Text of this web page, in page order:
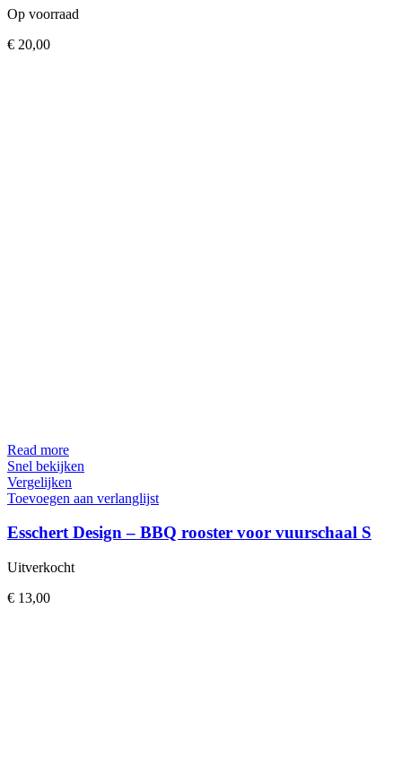
Op voorraad
€ 20,00
Read more
Snel bekijken
Vergelijken
Toevoegen aan verlanglijst
Esschert Design – BBQ rooster voor vuurschaal S
Uitverkocht
€ 13,00